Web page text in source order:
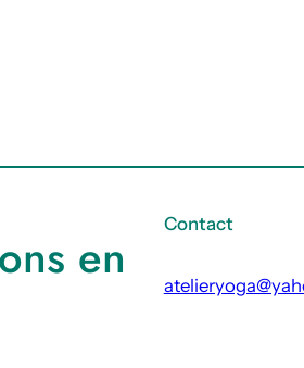
en
Contact